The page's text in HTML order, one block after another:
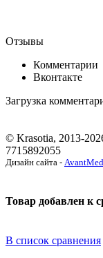
Отзывы
Комментарии
Вконтакте
Загрузка
© Krasotia, 2013-
7715892055
Дизайн сайта -
Товар добавлен к
В список сравнения